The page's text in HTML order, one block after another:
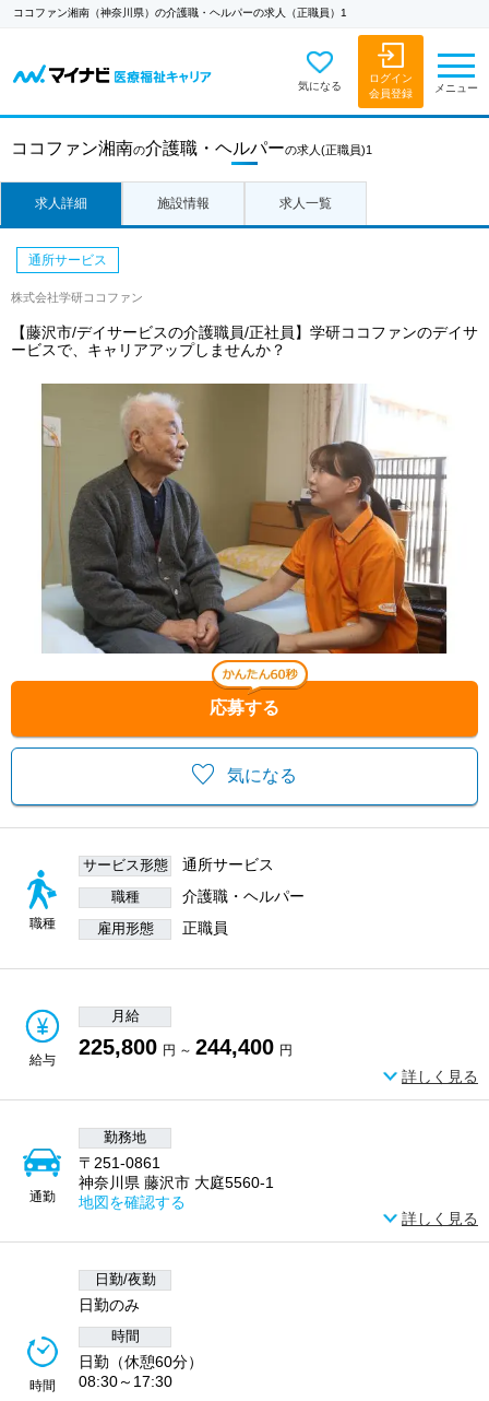
ココファン湘南（神奈川県）の介護職・ヘルパーの求人（正職員）1
気になる
ログイン
会員登録
メニュー
ココファン湘南の介護職・ヘルパーの求人 (正職員)1
求人詳細 施設情報 求人一覧
気になる
応募する
通所サービス
株式会社学研ココファン
【藤沢市/デイサービスの介護職員/正社員】学研ココファンのデイサ
ービスで、キャリアアップしませんか？
職種
サービス形態 通所サービス
職種 介護職・ヘルパー
雇用形態 正職員
給与
月給
225,800 円 ～ 244,400 円
詳しく見る
通勤
勤務地
〒251-0861
神奈川県 藤沢市 大庭5560-1
地図を確認する
詳しく見る
時間
日勤/夜勤
日勤のみ
時間
日勤（休憩60分）
08:30～17:30